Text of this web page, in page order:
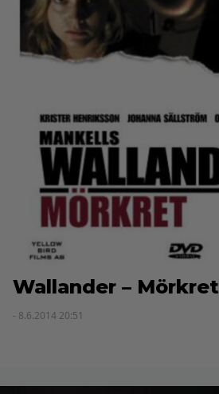
Wallander – Mörkret
- 8.6.2014 20:51